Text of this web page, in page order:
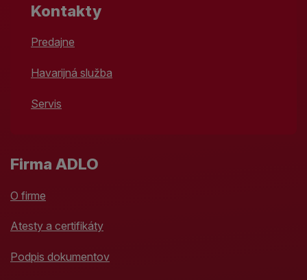
Kontakty
Predajne
Havarijná služba
Servis
Firma ADLO
O firme
Atesty a certifikáty
Podpis dokumentov